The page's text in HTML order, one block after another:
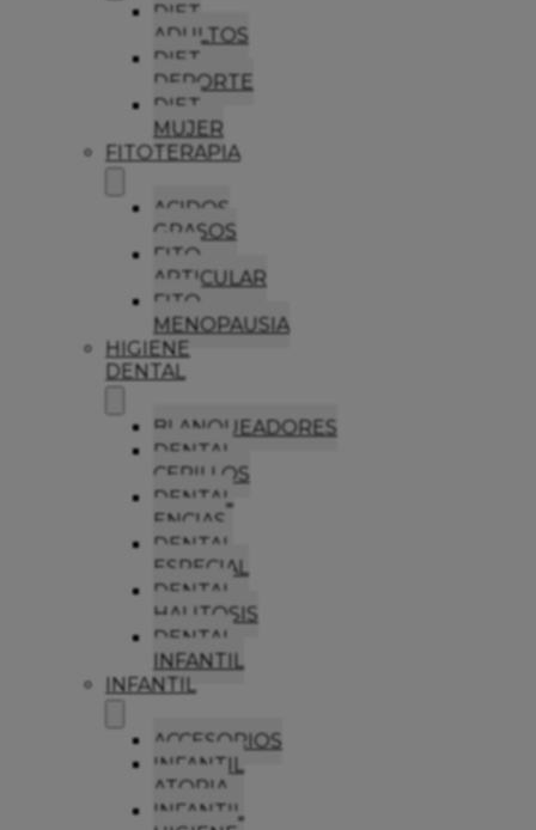
DIET
ADULTOS
DIET
DEPORTE
DIET
MUJER
FITOTERAPIA
ACIDOS
GRASOS
FITO
ARTICULAR
FITO
MENOPAUSIA
HIGIENE
DENTAL
BLANQUEADORES
DENTAL
CEPILLOS
DENTAL
ENCIAS
DENTAL
ESPECIAL
DENTAL
HALITOSIS
DENTAL
INFANTIL
INFANTIL
ACCESORIOS
INFANTIL
ATOPIA
INFANTIL